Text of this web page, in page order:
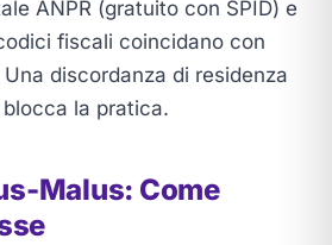
ANPR (gratuito con SPID) e
fiscali coincidano con
discordanza di residenza
la pratica.
Malus: Come